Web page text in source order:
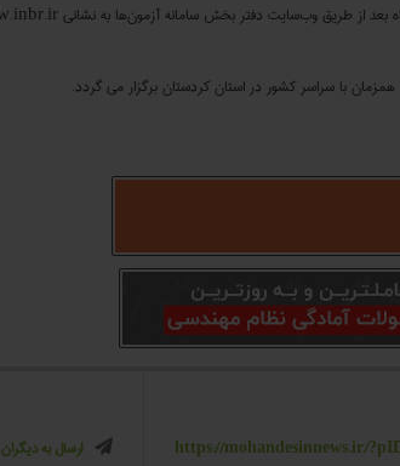
با سراسر کشور در استان کردستان برگزار می گردد.
 ارسال به دیگران